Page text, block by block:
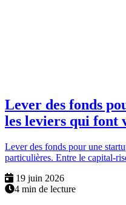
Lever des fonds
les leviers qui font
Lever des fonds pour une
particulières. Entre le capital-
19 juin 2026
4 min de lecture